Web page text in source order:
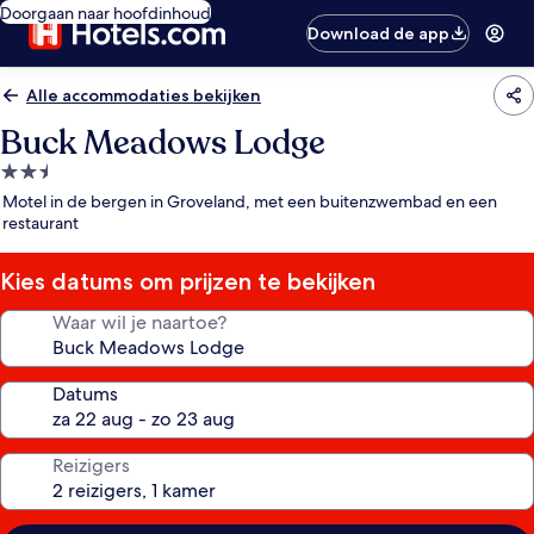
Doorgaan naar hoofdinhoud
Download de app
Alle accommodaties bekijken
Buck Meadows Lodge
2.5-
sterrenaccommodatie
Motel in de bergen in Groveland, met een buitenzwembad en een
restaurant
Kies datums om prijzen te bekijken
Waar wil je naartoe?
Datums
Reizigers